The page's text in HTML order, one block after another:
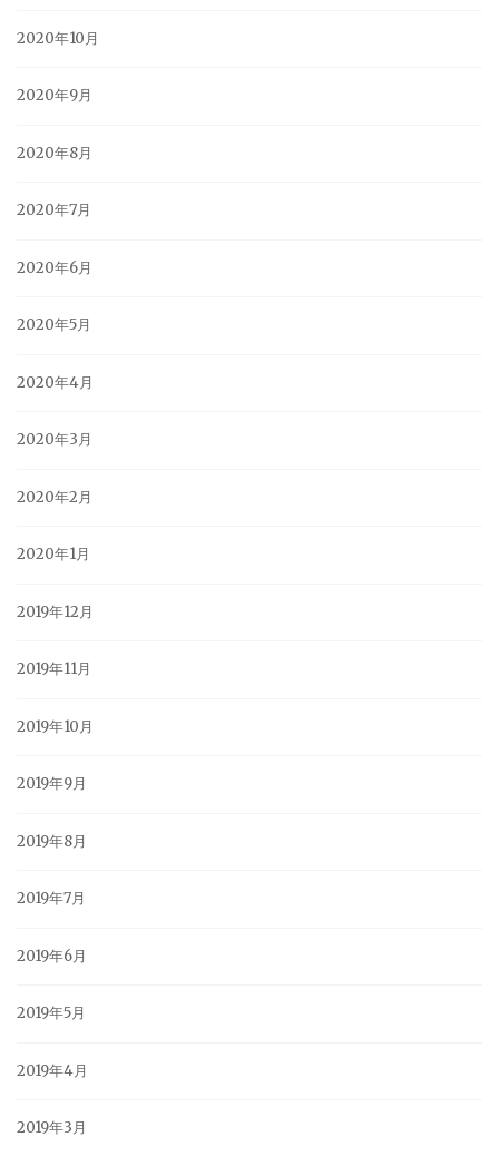
2020年10月
2020年9月
2020年8月
2020年7月
2020年6月
2020年5月
2020年4月
2020年3月
2020年2月
2020年1月
2019年12月
2019年11月
2019年10月
2019年9月
2019年8月
2019年7月
2019年6月
2019年5月
2019年4月
2019年3月